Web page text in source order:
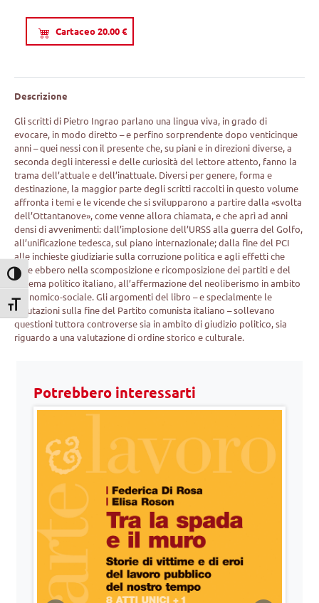
Attiva/disattiva alto contrasto
Attiva/disattiva dimensione testo
Cartaceo 20.00 €
Descrizione
Gli scritti di Pietro Ingrao parlano una lingua viva, in grado di
evocare, in modo diretto – e perfino sorprendente dopo venticinque
anni – quei nessi con il presente che, su piani e in direzioni diverse, a
seconda degli interessi e delle curiosità del lettore attento, fanno la
trama dell’attuale e dell’inattuale. Diversi per genere, forma e
destinazione, la maggior parte degli scritti raccolti in questo volume
affronta i temi e le vicende che si svilupparono a partire dalla «svolta
dell’Ottantanove», come venne allora chiamata, e che aprì ad anni
densi di avvenimenti: dall’implosione dell’URSS alla guerra del Golfo,
all’unificazione tedesca, sul piano internazionale; dalla fine del PCI
alle inchieste giudiziarie sulla corruzione politica e agli effetti che
esse ebbero nella scomposizione e ricomposizione dei partiti e del
sistema politico italiano, all’affermazione del neoliberismo in ambito
economico-sociale. Gli argomenti del libro – e specialmente le
valutazioni sulla fine del Partito comunista italiano – sollevano
questioni tuttora controverse sia in ambito di giudizio politico, sia
riguardo a una valutazione di ordine storico e culturale.
Potrebbero interessarti